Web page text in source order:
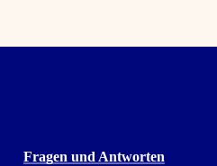
Fragen und Antworten